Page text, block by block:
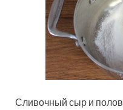
Сливочный сыр и